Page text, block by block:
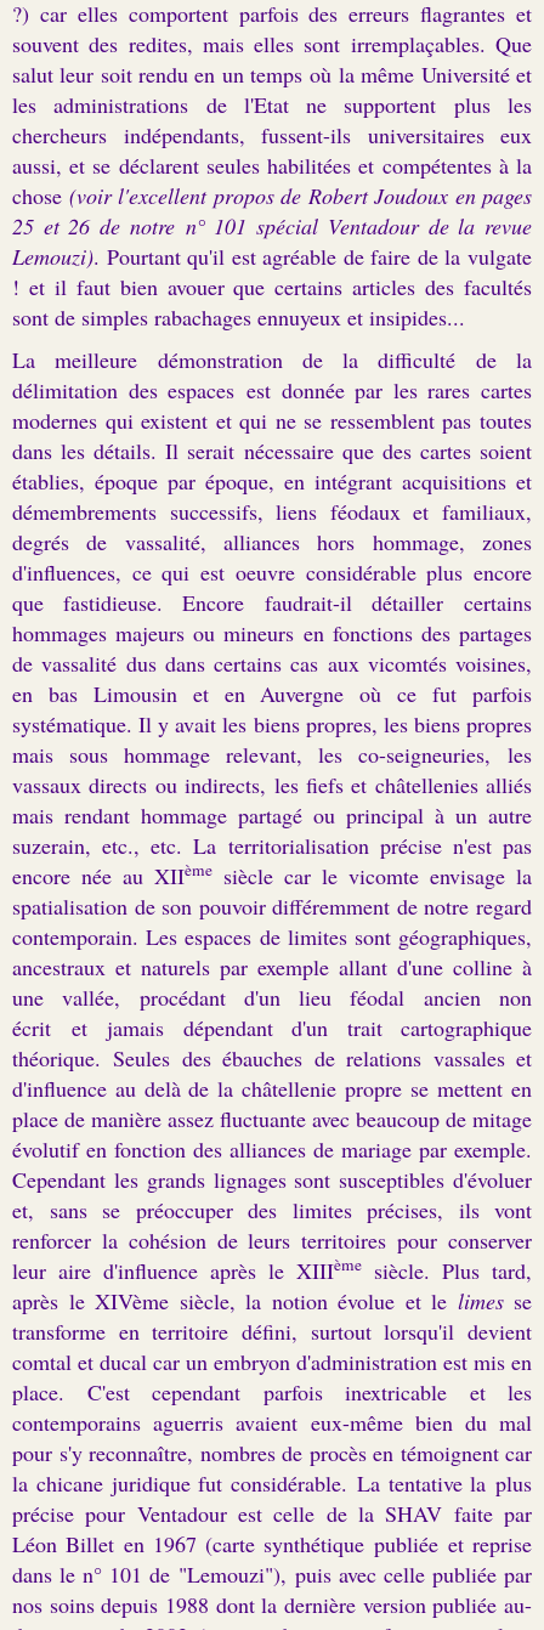
?) car elles comportent parfois des erreurs flagrantes et
souvent des redites, mais elles sont irremplaçables. Que
salut leur soit rendu en un temps où la même Université et
les administrations de l'Etat ne supportent plus les
chercheurs indépendants, fussent-ils universitaires eux
aussi, et se déclarent seules habilitées et compétentes à la
chose (voir l'excellent propos de Robert Joudoux en pages
25 et 26 de notre n° 101 spécial Ventadour de la revue
Lemouzi). Pourtant qu'il est agréable de faire de la vulgate
! et il faut bien avouer que certains articles des facultés
sont de simples rabachages ennuyeux et insipides...
La meilleure démonstration de la difficulté de la
délimitation des espaces est donnée par les rares cartes
modernes qui existent et qui ne se ressemblent pas toutes
dans les détails. Il serait nécessaire que des cartes soient
établies, époque par époque, en intégrant acquisitions et
démembrements successifs, liens féodaux et familiaux,
degrés de vassalité, alliances hors hommage, zones
d'influences, ce qui est oeuvre considérable plus encore
que fastidieuse. Encore faudrait-il détailler certains
hommages majeurs ou mineurs en fonctions des partages
de vassalité dus dans certains cas aux vicomtés voisines,
en bas Limousin et en Auvergne où ce fut parfois
systématique. Il y avait les biens propres, les biens propres
mais sous hommage relevant, les co-seigneuries, les
vassaux directs ou indirects, les fiefs et châtellenies alliés
mais rendant hommage partagé ou principal à un autre
suzerain, etc., etc. La territorialisation précise n'est pas
encore née au XIIème siècle car le vicomte envisage la
spatialisation de son pouvoir différemment de notre regard
contemporain. Les espaces de limites sont géographiques,
ancestraux et naturels par exemple allant d'une colline à
une vallée, procédant d'un lieu féodal ancien non
écrit et jamais dépendant d'un trait cartographique
théorique. Seules des ébauches de relations vassales et
d'influence au delà de la châtellenie propre se mettent en
place de manière assez fluctuante avec beaucoup de mitage
évolutif en fonction des alliances de mariage par exemple.
Cependant les grands lignages sont susceptibles d'évoluer
et, sans se préoccuper des limites précises, ils vont
renforcer la cohésion de leurs territoires pour conserver
leur aire d'influence après le XIIIème
siècle. Plus tard,
après le XIVème siècle, la notion évolue et le limesse
transforme en territoire défini, surtout lorsqu'il devient
comtal et ducal car un embryon d'administration est mis en
place. C'est cependant parfois inextricable et les
contemporains aguerris avaient eux-même bien du mal
pour s'y reconnaître, nombres de procès en témoignent car
la chicane juridique fut considérable. La tentative la plus
précise pour Ventadour est celle de la SHAV faite par
Léon Billet en 1967 (carte synthétique publiée et reprise
dans le n° 101 de "Lemouzi"), puis avec celle publiée par
nos soins depuis 1988 dont la dernière version publiée au-